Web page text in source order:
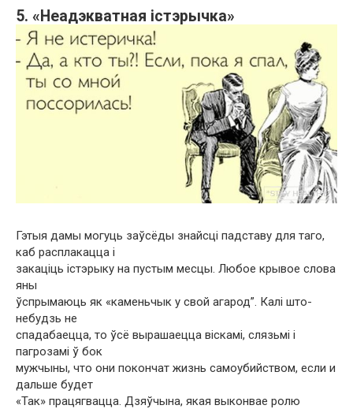
5. «Неадэкватная істэрычка»
Гэтыя дамы могуць заўсёды знайсці падставу для таго,
каб расплакацца і
закаціць істэрыку на пустым месцы. Любое крывое слова
яны
ўспрымаюць як «каменьчык у свой агарод”. Калі што-
небудзь не
спадабаецца, то ўсё вырашаецца віскамі, слязьмі і
пагрозамі ў бок
мужчыны, что они покончат жизнь самоубийством, если и
дальше будет
«Так» працягвацца. Дзяўчына, якая выконвае ролю